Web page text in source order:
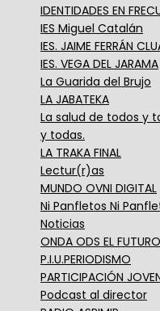
IDENTIDADES EN
IES Miguel Catalán
IES. JAIME FERRÁN
IES. VEGA DEL JARAMA
La Guarida del Brujo
LA JABATEKA
La salud de todos y
y todas.
LA TRAKA FINAL
Lectur(r)as
MUNDO OVNI DIGITAL
Ni Panfletos Ni
Noticias
ONDA ODS EL
P.I.U.PERIODISMO
PARTICIPACIÓN
Podcast al director